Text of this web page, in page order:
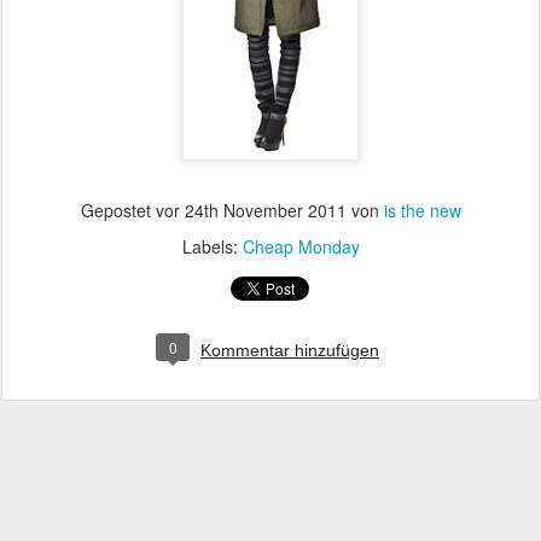
Gepostet vor 24th November 2011 von is the new
Labels: Cheap Monday
0 Kommentar hinzufügen